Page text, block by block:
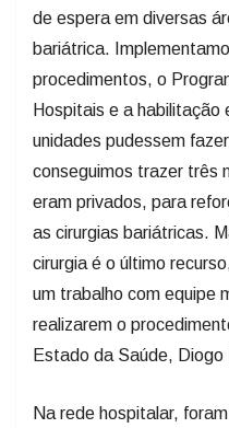
de espera em diversas
bariátrica.
procedimentos, o
Hospitais e a habilitação
unidades pudessem
conseguimos trazer três
eram privados, para
as cirurgias bariátricas.
cirurgia é o último
um trabalho com equipe
realizarem o
Estado da Saúde, Diogo
Na rede hospitalar,